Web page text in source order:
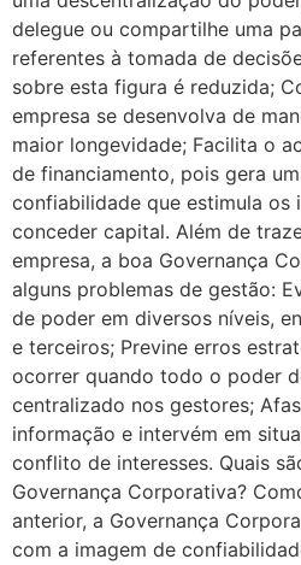
delegue ou compartilhe uma
referentes à tomada de
sobre esta figura é reduzida;
empresa se desenvolva de
maior longevidade; Facilita o
de financiamento, pois gera
confiabilidade que estimula os
conceder capital. Além de
empresa, a boa Governança
alguns problemas de gestão:
de poder em diversos níveis,
e terceiros; Previne erros
ocorrer quando todo o poder
centralizado nos gestores;
informação e intervém em
conflito de interesses. Quais
Governança Corporativa?
anterior, a Governança
com a imagem de